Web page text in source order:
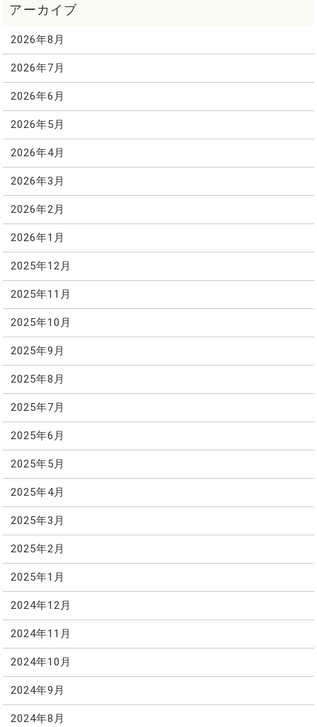
2026年8月
2026年7月
2026年6月
2026年5月
2026年4月
2026年3月
2026年2月
2026年1月
2025年12月
2025年11月
2025年10月
2025年9月
2025年8月
2025年7月
2025年6月
2025年5月
2025年4月
2025年3月
2025年2月
2025年1月
2024年12月
2024年11月
2024年10月
2024年9月
2024年8月